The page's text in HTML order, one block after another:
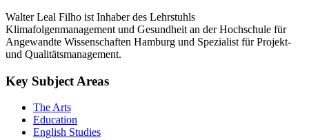
Walter Leal Filho ist Inhaber des Lehrstuhls
Klimafolgenmanagement und Gesundheit an der Hochschule für
Angewandte Wissenschaften Hamburg und Spezialist für Projekt-
und Qualitätsmanagement.
Key Subject Areas
The Arts
Education
English Studies